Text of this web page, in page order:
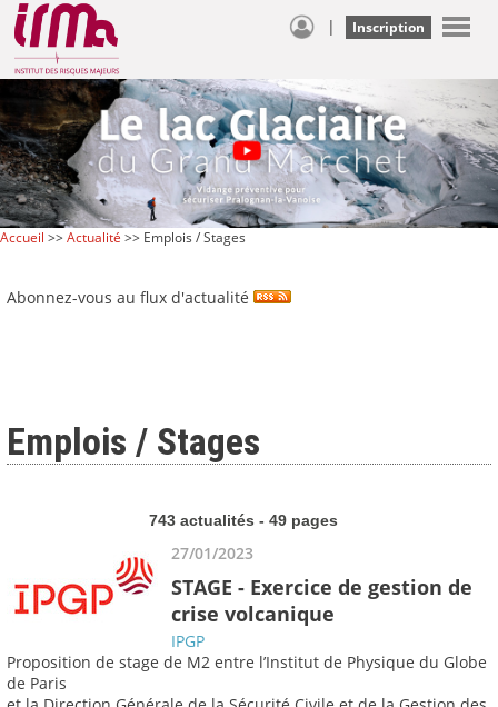
| Inscription
Accueil >>Actualité >> Emplois / Stages
Abonnez-vous au flux d'actualité
Emplois / Stages
743 actualités - 49 pages
27/01/2023
STAGE - Exercice de gestion de
crise volcanique
IPGP
Proposition de stage de M2 entre l’Institut de Physique du Globe
de Paris